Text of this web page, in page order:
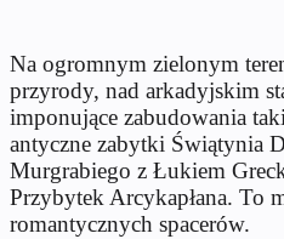
Na ogromnym zielonym
przyrody, nad arkadyjskim
imponujące zabudowania
antyczne zabytki Świątynia
Murgrabiego z Łukiem
Przybytek Arcykapłana. To
romantycznych spacerów.